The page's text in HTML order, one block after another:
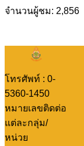
จำนวนผู้ชม: 2,856
โทรศัพท์ : 0-
5360-1450
หมายเลขติดต่อ
แต่ละกลุ่ม/
หน่วย